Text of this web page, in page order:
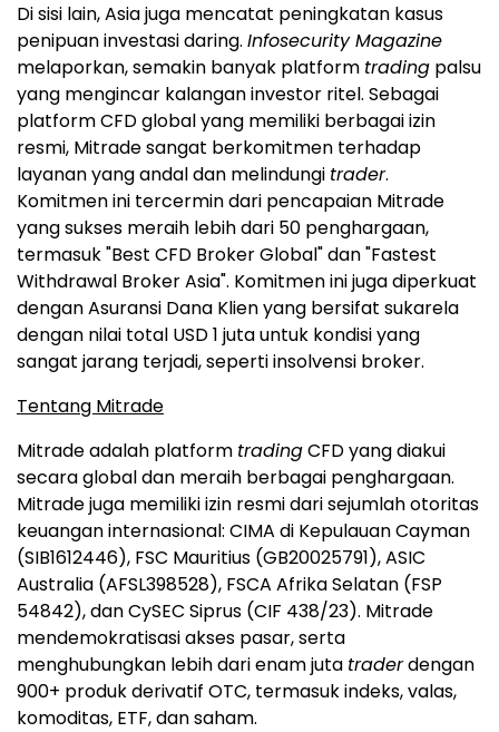
Di sisi lain, Asia juga mencatat peningkatan kasus
penipuan investasi daring. Infosecurity Magazine
melaporkan, semakin banyak platform trading palsu
yang mengincar kalangan investor ritel. Sebagai
platform CFD global yang memiliki berbagai izin
resmi, Mitrade sangat berkomitmen terhadap
layanan yang andal dan melindungi trader.
Komitmen ini tercermin dari pencapaian Mitrade
yang sukses meraih lebih dari 50 penghargaan,
termasuk "Best CFD Broker Global" dan "Fastest
Withdrawal Broker Asia". Komitmen ini juga diperkuat
dengan Asuransi Dana Klien yang bersifat sukarela
dengan nilai total USD 1 juta untuk kondisi yang
sangat jarang terjadi, seperti insolvensi broker.
Tentang Mitrade
Mitrade adalah platform tradingCFD yang diakui
secara global dan meraih berbagai penghargaan.
Mitrade juga memiliki izin resmi dari sejumlah otoritas
keuangan internasional: CIMA di Kepulauan Cayman
(SIB1612446), FSC Mauritius (GB20025791), ASIC
Australia (AFSL398528), FSCA Afrika Selatan (FSP
54842), dan CySEC Siprus (CIF 438/23). Mitrade
mendemokratisasi akses pasar, serta
menghubungkan lebih dari enam juta traderdengan
900+ produk derivatif OTC, termasuk indeks, valas,
komoditas, ETF, dan saham.